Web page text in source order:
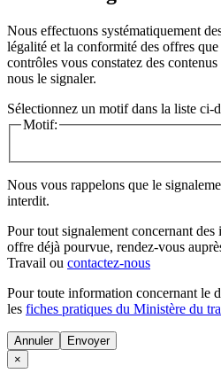
Nous effectuons systématiquement
légalité et la conformité des offres
contrôles vous constatez des
nous le signaler.
Sélectionnez un motif dans la liste ci-
Motif:
Nous vous rappelons que le
interdit.
Pour tout signalement concernant des
offre déjà pourvue, rendez-vous
Travail ou contactez-nous
Pour toute information concernant le
les fiches pratiques du Ministère du
Annuler
×